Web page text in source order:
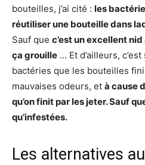
bouteilles, j’ai cité : les
réutiliser une bouteille dans
Sauf que c’est un excellent
ça grouille … Et d’ailleurs,
bactéries que les bouteilles
mauvaises odeurs, et à cause
qu’on finit par les jeter. Sauf
qu’infestées.
Les alternatives